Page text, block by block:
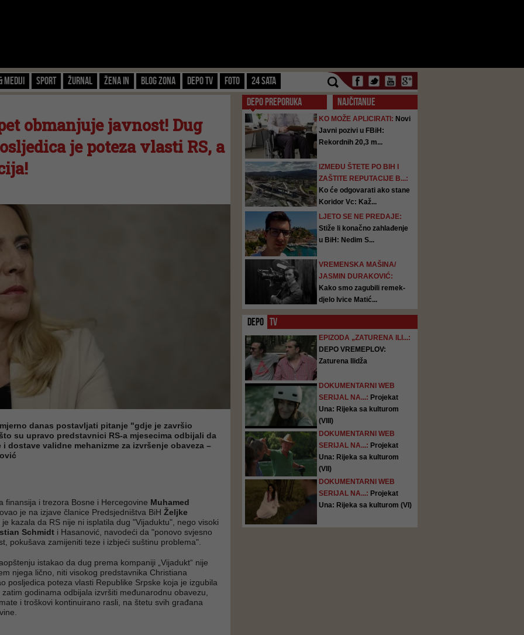
Mediji Sport Žurnal Žena IN Blog zona Depo TV FOTO 24 SATA
obmanjuje javnost! Dug
je poteza vlasti RS, a
danas postavljati pitanje "gdje je završio
su upravo predstavnici RS-a mjesecima odbijali da
dostave validne mehanizme za izvršenje obaveza –
finansija i trezora Bosne i Hercegovine Muhamed
je na izjave članice Predsjedništva BiH Željke
je kazala da RS nije ni isplatila dug "Vijaduktu", nego visoki
Schmidt i Hasanović, navodeći da "ponovo svjesno
pokušava zamijeniti teze i izbjeći suštinu problema".
istakao da dug prema kompaniji „Vijadukt“ nije
njega lično, niti visokog predstavnika Christiana
posljedica poteza vlasti Republike Srpske koja je izgubila
godinama odbijala izvršiti međunarodnu obavezu,
i troškovi kontinuirano rasli, na štetu svih građana
DEPO PREPORUKA NAJČITANIJE
KO MOŽE APLICIRATI: Novi
Javni pozivi u FBiH:
Rekordnih 20,3 m...
IZMEĐU ŠTETE PO BIH I
ZAŠTITE REPUTACIJE B...:
Ko će odgovarati ako stane
Koridor Vc: Kaž...
LJETO SE NE PREDAJE:
Stiže li konačno zahlađenje
u BiH: Nedim S...
VREMENSKA MAŠINA/
JASMIN DURAKOVIĆ:
Kako smo zagubili remek-
djelo Ivice Matić...
DEPO TV
EPIZODA „ZATURENA ILI...:
DEPO VREMEPLOV:
Zaturena Ilidža
DOKUMENTARNI WEB
SERIJAL NA...: Projekat
Una: Rijeka sa kulturom
(VIII)
DOKUMENTARNI WEB
SERIJAL NA...: Projekat
Una: Rijeka sa kulturom
(VII)
DOKUMENTARNI WEB
SERIJAL NA...: Projekat
Una: Rijeka sa kulturom (VI)